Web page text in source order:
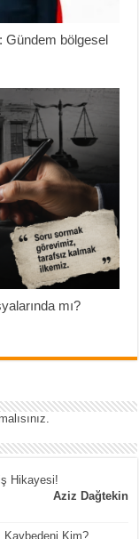
Gündem bölgesel
mı?
.
Hikayesi!
Aziz Dağtekin
Kaybedeni Kim?